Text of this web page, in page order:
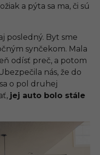
a pýta sa ma, či sú
posledný. Byt sme
synčekom. Mala
odísť preč, a potom
nás, že do
o pol druhej
jej auto bolo stále